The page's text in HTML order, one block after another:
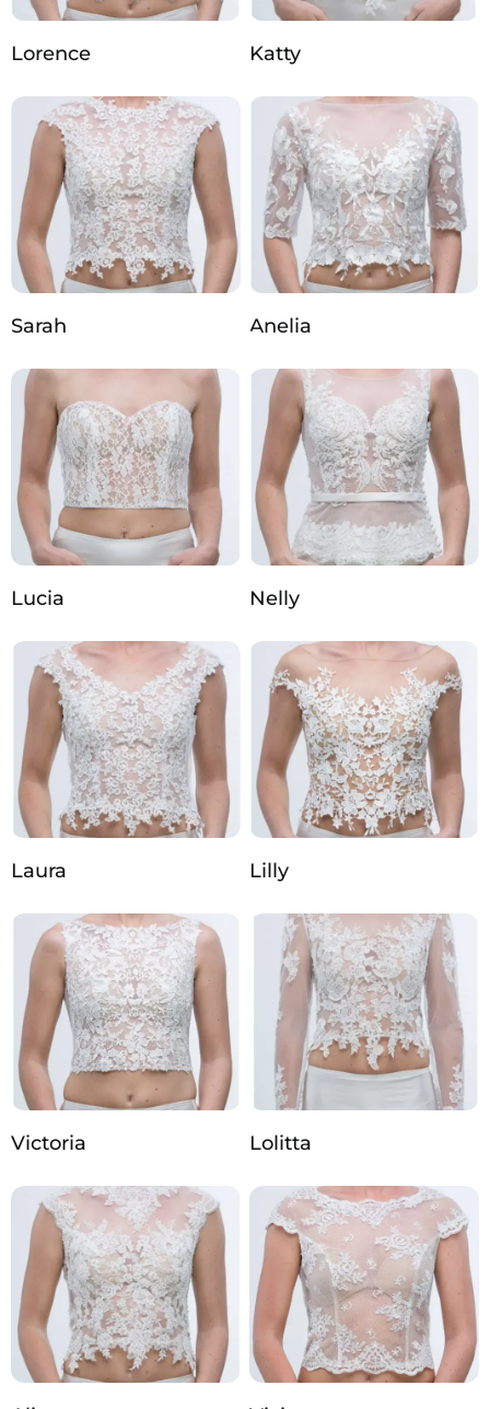
Lorence Katty
Sarah Anelia
Lucia Nelly
Laura Lilly
Victoria Lolitta